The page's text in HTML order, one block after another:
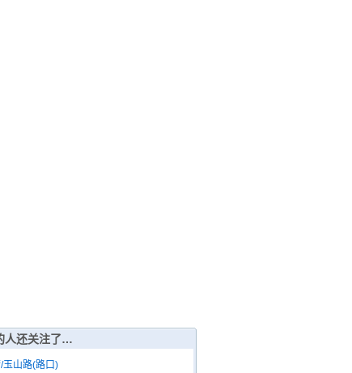
人还关注了…
玉山路(路口)